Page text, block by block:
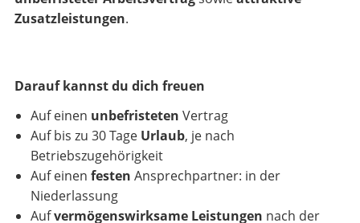
Zusatzleistungen.
Darauf kannst du dich freuen
Auf einen unbefristeten Vertrag
Auf bis zu 30 Tage Urlaub, je nach
Betriebszugehörigkeit
Auf einen festen Ansprechpartner: in der
Niederlassung
Aufvermögenswirksame Leistungen nach der